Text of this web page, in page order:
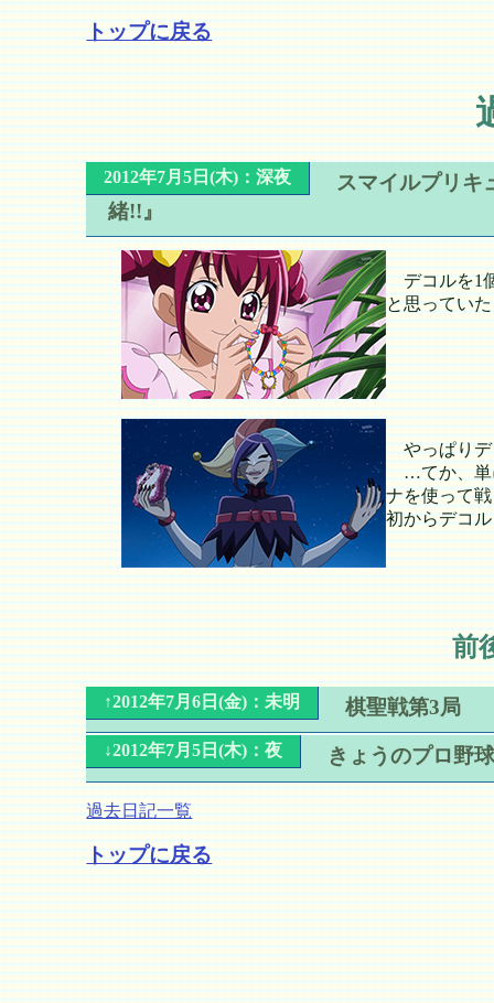
トップに戻る
2012年7月5日(木)：深夜
スマイルプリ
緒!!』
デコルを1個
と思ってい
やっぱりデ
…てか、単に
ナを使って
初からデコ
前
↑2012年7月6日(金)：未明 棋聖戦第3局
↓2012年7月5日(木)：夜 きょうのプロ野
過去日記一覧
トップに戻る